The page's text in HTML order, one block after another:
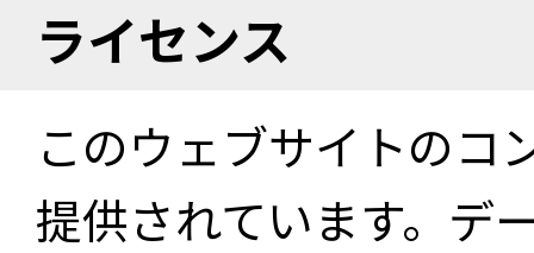
ライセンス
このウェブサイトのコ
提供されています。デ